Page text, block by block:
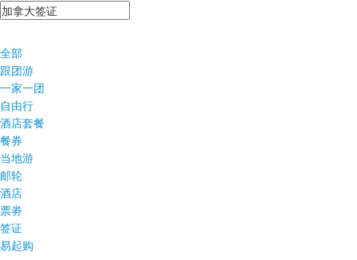
全部
跟团游
一家一团
自由行
酒店套餐
餐券
当地游
邮轮
酒店
票劵
签证
易起购